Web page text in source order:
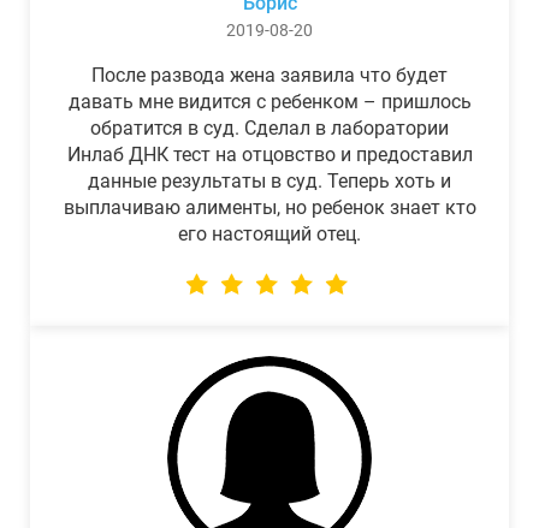
2019-08-20
После развода жена заявила что будет
давать мне видится с ребенком – пришлось
обратится в суд. Сделал в лаборатории
Инлаб ДНК тест на отцовство и предоставил
данные результаты в суд. Теперь хоть и
выплачиваю алименты, но ребенок знает кто
его настоящий отец.